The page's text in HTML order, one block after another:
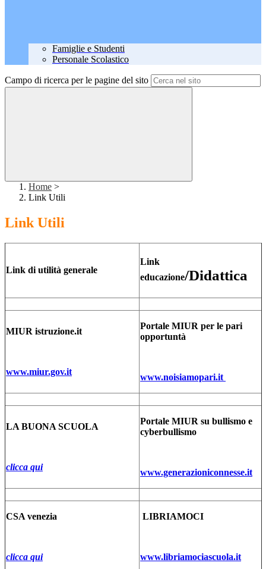
Famiglie e Studenti
Personale Scolastico
Campo di ricerca per le pagine del sito
Home >
Link Utili
Link Utili
Link di utilità generale
Link
educazione/Didattica
MIUR istruzione.it
www.miur.gov.it
Portale MIUR per le pari
opportuntà
www.noisiamopari.it
LA BUONA SCUOLA
clicca qui
Portale MIUR su bullismo e
cyberbullismo
www.generazioniconnesse.it
CSA venezia
clicca qui
LIBRIAMOCI
www.libriamociascuola.it